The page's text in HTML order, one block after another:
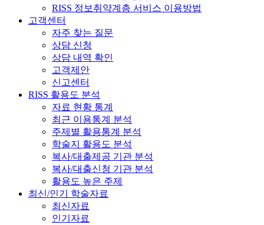
RISS 정보취약계층 서비스 이용방법
고객센터
자주 찾는 질문
상담 신청
상담 내역 확인
고객제안
신고센터
RISS 활용도 분석
자료 현황 통계
최근 이용통계 분석
주제별 활용통계 분석
학술지 활용도 분석
복사/대출제공 기관 분석
복사/대출신청 기관 분석
활용도 높은 주제
최신/인기 학술자료
최신자료
인기자료